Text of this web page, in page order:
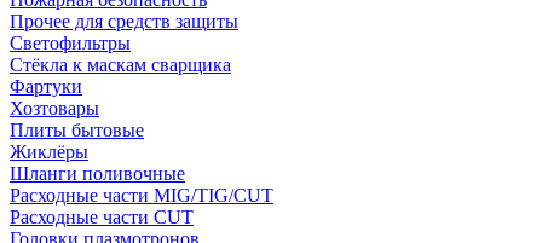
Прочее для средств защиты
Светофильтры
Стёкла к маскам сварщика
Фартуки
Хозтовары
Плиты бытовые
Жиклёры
Шланги поливочные
Расходные части MIG/TIG/CUT
Расходные части CUT
Головки плазмотронов